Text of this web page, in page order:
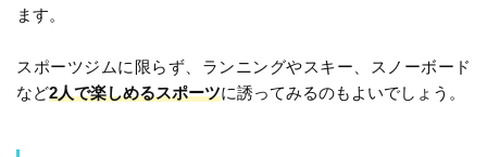
ます。
スポーツジムに限らず、ランニングやスキー、スノーボード
など2人で楽しめるスポーツに誘ってみるのもよいでしょう。